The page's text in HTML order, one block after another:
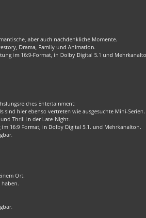
aber auch nachdenkliche Momente.
Drama, Family und Animation.
im 16:9-Format, in Dolby Digital 5.1 und
Entertainment:
hier ebenso vertreten wie ausgesuchte Mini-Serien.
Thrill in der Late-Night.
16:9 Format, in Dolby Digital 5.1. und Mehrkanalton.
Ort.
haben.